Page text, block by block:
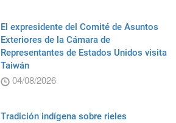
El expresidente del Comité de Asuntos
Exteriores de la Cámara de
Representantes de Estados Unidos visita
Taiwán
04/08/2026
Tradición indígena sobre rieles